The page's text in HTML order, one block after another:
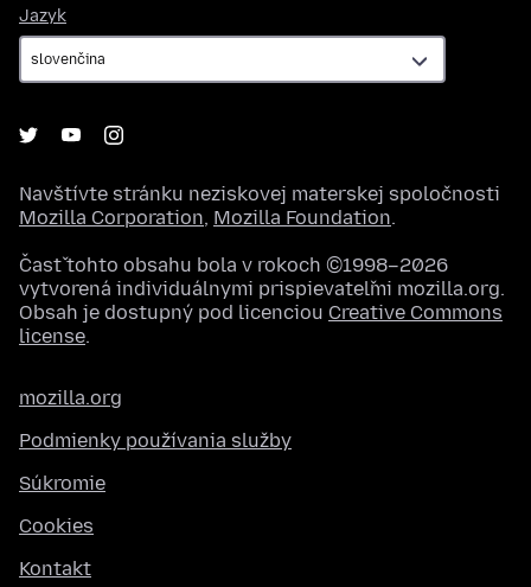
Jazyk
Navštívte stránku neziskovej materskej spoločnosti
Mozilla Corporation, Mozilla Foundation.
Časť tohto obsahu bola v rokoch ©1998–2026
vytvorená individuálnymi prispievateľmi mozilla.org.
Obsah je dostupný pod licenciou Creative Commons
license.
mozilla.org
Podmienky používania služby
Súkromie
Cookies
Kontakt